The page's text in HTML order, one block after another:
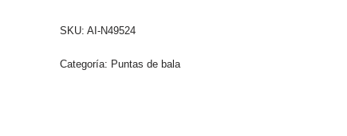
SKU: AI-N49524
Categoría: Puntas de bala